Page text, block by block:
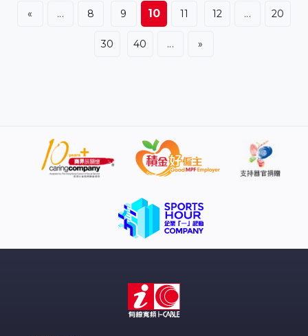
賽？三項鐵人總會表示，整場賽事開始前現場未有雨，五
公里內沒有雷暴。比賽開始後，天文台6時10分發出黃色
暴雨警告，但現場並無下雨，認為適合作賽，至6時25分
警方指報案時間為上午7時57分。至於總會在現場候命救
援的人手，水上救援保障服務共22人，以及載有救援人員
的兩艘巡邏快艇和十艘獨木舟分布在整個游泳賽事。 有三
落水，他認為近日天氣反常，主辦方應該要及早預警。鄭
泳舜：「黃雨是否需要叫停，即是不同地方都有不同做
法。近期天氣都比較極端，因為
« ... 8 9 10 11 12 ... 20
30 40 ... »